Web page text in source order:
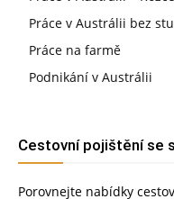
Práce v Austrálii bez
Práce na farmě
Podnikání v Austrálii
Cestovní pojištění se
Porovnejte nabídky